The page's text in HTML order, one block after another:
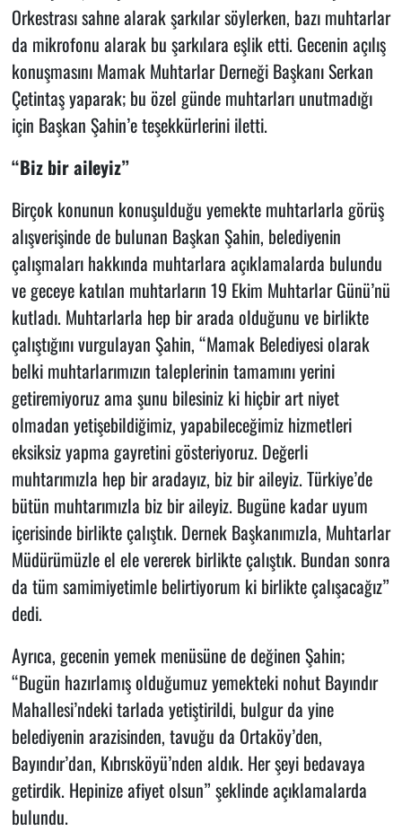
Orkestrası sahne alarak şarkılar söylerken, bazı muhtarlar
da mikrofonu alarak bu şarkılara eşlik etti. Gecenin açılış
konuşmasını Mamak Muhtarlar Derneği Başkanı Serkan
Çetintaş yaparak; bu özel günde muhtarları unutmadığı
için Başkan Şahin’e teşekkürlerini iletti.
“Biz bir aileyiz”
Birçok konunun konuşulduğu yemekte muhtarlarla görüş
alışverişinde de bulunan Başkan Şahin, belediyenin
çalışmaları hakkında muhtarlara açıklamalarda bulundu
ve geceye katılan muhtarların 19 Ekim Muhtarlar Günü’nü
kutladı. Muhtarlarla hep bir arada olduğunu ve birlikte
çalıştığını vurgulayan Şahin, “Mamak Belediyesi olarak
belki muhtarlarımızın taleplerinin tamamını yerini
getiremiyoruz ama şunu bilesiniz ki hiçbir art niyet
olmadan yetişebildiğimiz, yapabileceğimiz hizmetleri
eksiksiz yapma gayretini gösteriyoruz. Değerli
muhtarımızla hep bir aradayız, biz bir aileyiz. Türkiye’de
bütün muhtarımızla biz bir aileyiz. Bugüne kadar uyum
içerisinde birlikte çalıştık. Dernek Başkanımızla, Muhtarlar
Müdürümüzle el ele vererek birlikte çalıştık. Bundan sonra
da tüm samimiyetimle belirtiyorum ki birlikte çalışacağız”
dedi.
Ayrıca, gecenin yemek menüsüne de değinen Şahin;
“Bugün hazırlamış olduğumuz yemekteki nohut Bayındır
Mahallesi’ndeki tarlada yetiştirildi, bulgur da yine
belediyenin arazisinden, tavuğu da Ortaköy’den,
Bayındır’dan, Kıbrısköyü’nden aldık. Her şeyi bedavaya
getirdik. Hepinize afiyet olsun” şeklinde açıklamalarda
bulundu.